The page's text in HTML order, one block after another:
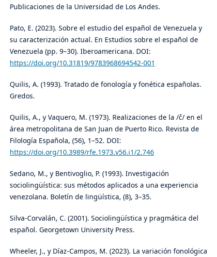
Publicaciones de la Universidad de Los Andes.
Pato, E. (2023). Sobre el estudio del español de Venezuela y
su caracterización actual. En Estudios sobre el español de
Venezuela (pp. 9–30). Iberoamericana. DOI:
https://doi.org/10.31819/9783968694542-001
Quilis, A. (1993). Tratado de fonología y fonética españolas.
Gredos.
Quilis, A., y Vaquero, M. (1973). Realizaciones de la /ĉ/ en el
área metropolitana de San Juan de Puerto Rico. Revista de
Filología Española, (56), 1–52. DOI:
https://doi.org/10.3989/rfe.1973.v56.i1/2.746
Sedano, M., y Bentivoglio, P. (1993). Investigación
sociolingüística: sus métodos aplicados a una experiencia
venezolana. Boletín de lingüística, (8), 3–35.
Silva-Corvalán, C. (2001). Sociolingüística y pragmática del
español. Georgetown University Press.
Wheeler, J., y Díaz-Campos, M. (2023). La variación fonológica